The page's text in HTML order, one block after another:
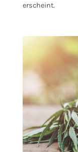
erscheint.